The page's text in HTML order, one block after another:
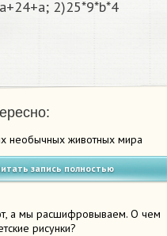
2)25*9*b*4
необычных животных мира
запись полностью
а мы расшифровываем. О чем
рисунки?